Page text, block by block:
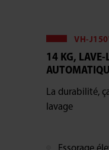
VH-
14 KG, LAVE-
La durabilité,
lavage